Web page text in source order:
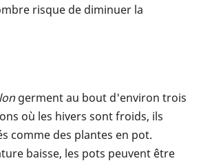
risque de diminuer la
germent au bout d'environ trois
où les hivers sont froids, ils
comme des plantes en pot.
baisse, les pots peuvent être